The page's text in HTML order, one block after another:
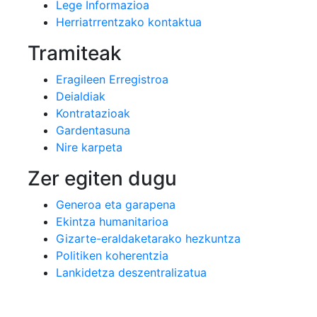
Lege Informazioa
Herriatrrentzako kontaktua
Tramiteak
Eragileen Erregistroa
Deialdiak
Kontratazioak
Gardentasuna
Nire karpeta
Zer egiten dugu
Generoa eta garapena
Ekintza humanitarioa
Gizarte-eraldaketarako hezkuntza
Politiken koherentzia
Lankidetza deszentralizatua